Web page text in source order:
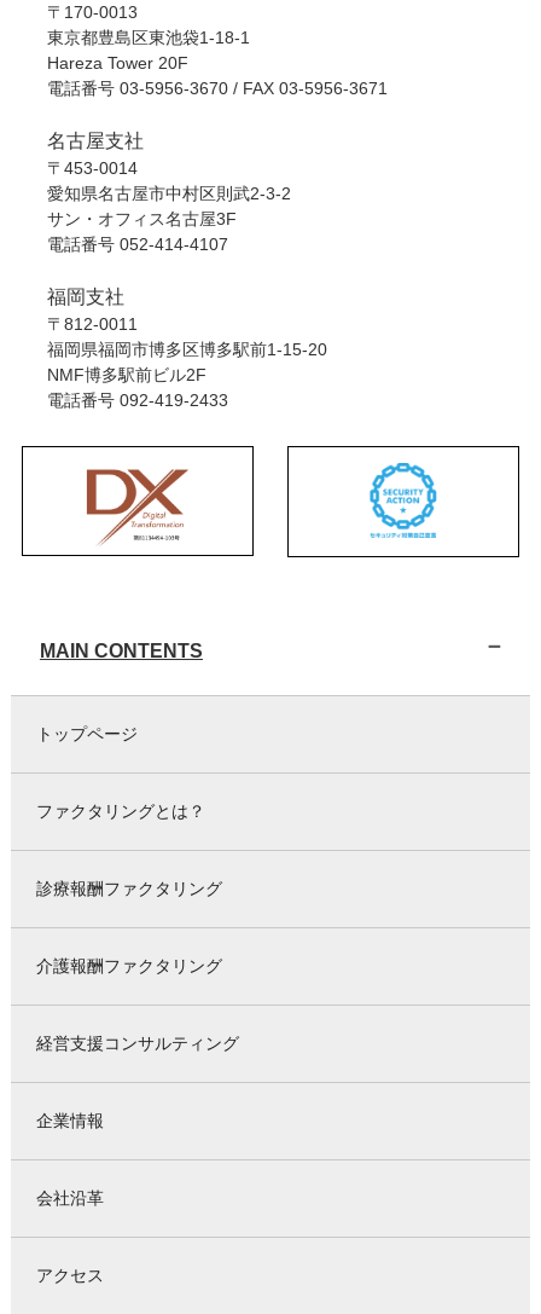
〒170-0013
東京都豊島区東池袋1-18-1
Hareza Tower 20F
電話番号 03-5956-3670/ FAX 03-5956-3671
名古屋支社
〒453-0014
愛知県名古屋市中村区則武2-3-2
サン・オフィス名古屋3F
電話番号 052-414-4107
福岡支社
〒812-0011
福岡県福岡市博多区博多駅前1-15-20
NMF博多駅前ビル2F
電話番号 092-419-2433
MAIN CONTENTS
トップページ
ファクタリングとは？
診療報酬ファクタリング
介護報酬ファクタリング
経営支援コンサルティング
企業情報
会社沿革
アクセス